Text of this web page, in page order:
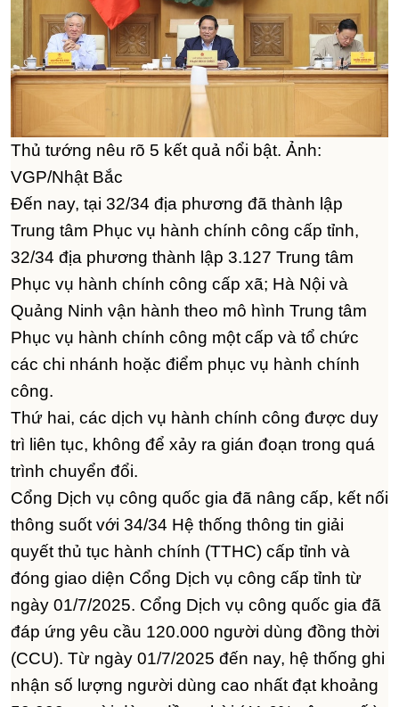
Thủ tướng nêu rõ 5 kết quả nổi bật. Ảnh:
VGP/Nhật Bắc
Đến nay, tại 32/34 địa phương đã thành lập
Trung tâm Phục vụ hành chính công cấp tỉnh,
32/34 địa phương thành lập 3.127 Trung tâm
Phục vụ hành chính công cấp xã; Hà Nội và
Quảng Ninh vận hành theo mô hình Trung tâm
Phục vụ hành chính công một cấp và tổ chức
các chi nhánh hoặc điểm phục vụ hành chính
công.
Thứ hai, các dịch vụ hành chính công được duy
trì liên tục, không để xảy ra gián đoạn trong quá
trình chuyển đổi.
Cổng Dịch vụ công quốc gia đã nâng cấp, kết nối
thông suốt với 34/34 Hệ thống thông tin giải
quyết thủ tục hành chính (TTHC) cấp tỉnh và
đóng giao diện Cổng Dịch vụ công cấp tỉnh từ
ngày 01/7/2025. Cổng Dịch vụ công quốc gia đã
đáp ứng yêu cầu 120.000 người dùng đồng thời
(CCU). Từ ngày 01/7/2025 đến nay, hệ thống ghi
nhận số lượng người dùng cao nhất đạt khoảng